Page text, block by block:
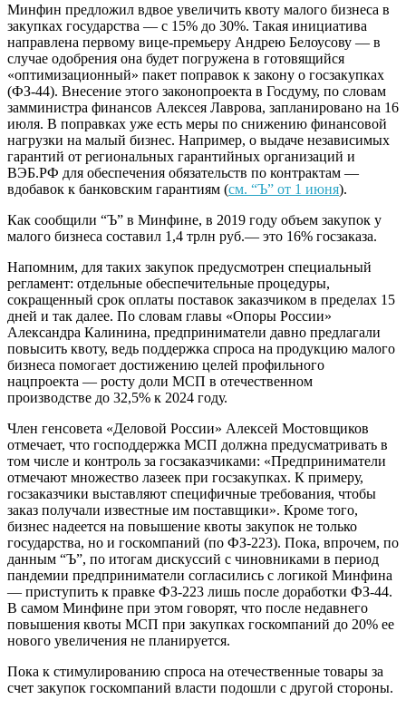
Минфин предложил вдвое увеличить квоту малого бизнеса в
закупках государства — с 15% до 30%. Такая инициатива
направлена первому вице-премьеру Андрею Белоусову — в
случае одобрения она будет погружена в готовящийся
«оптимизационный» пакет поправок к закону о госзакупках
(ФЗ-44). Внесение этого законопроекта в Госдуму, по словам
замминистра финансов Алексея Лаврова, запланировано на 16
июля. В поправках уже есть меры по снижению финансовой
нагрузки на малый бизнес. Например, о выдаче независимых
гарантий от региональных гарантийных организаций и
ВЭБ.РФ для обеспечения обязательств по контрактам —
вдобавок к банковским гарантиям (см. “Ъ” от 1 июня).
Как сообщили “Ъ” в Минфине, в 2019 году объем закупок у
малого бизнеса составил 1,4 трлн руб.— это 16% госзаказа.
Напомним, для таких закупок предусмотрен специальный
регламент: отдельные обеспечительные процедуры,
сокращенный срок оплаты поставок заказчиком в пределах 15
дней и так далее. По словам главы «Опоры России»
Александра Калинина, предприниматели давно предлагали
повысить квоту, ведь поддержка спроса на продукцию малого
бизнеса помогает достижению целей профильного
нацпроекта — росту доли МСП в отечественном
производстве до 32,5% к 2024 году.
Член генсовета «Деловой России» Алексей Мостовщиков
отмечает, что господдержка МСП должна предусматривать в
том числе и контроль за госзаказчиками: «Предприниматели
отмечают множество лазеек при госзакупках. К примеру,
госзаказчики выставляют специфичные требования, чтобы
заказ получали известные им поставщики». Кроме того,
бизнес надеется на повышение квоты закупок не только
государства, но и госкомпаний (по ФЗ-223). Пока, впрочем, по
данным “Ъ”, по итогам дискуссий с чиновниками в период
пандемии предприниматели согласились с логикой Минфина
— приступить к правке ФЗ-223 лишь после доработки ФЗ-44.
В самом Минфине при этом говорят, что после недавнего
повышения квоты МСП при закупках госкомпаний до 20% ее
нового увеличения не планируется.
Пока к стимулированию спроса на отечественные товары за
счет закупок госкомпаний власти подошли с другой стороны.